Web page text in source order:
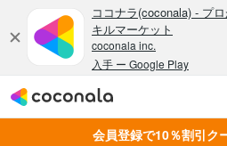
会員登録で10％割引ク